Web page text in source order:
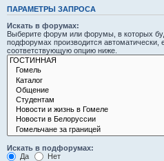
ПАРАМЕТРЫ ЗАПРОСА
Искать в форумах:
Выберите форум или форумы, в которых
подфорумах производится автоматически,
соответствующую опцию ниже.
Искать в подфорумах:
Да
Нет